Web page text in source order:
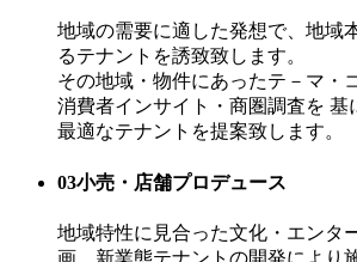
地域の需要に適した発想で、地域
るテナントを誘致致します。
その地域・物件にあったテ－マ・
消費者インサイト・商圏調査を 基
最適なテナントを提案致します。
03小売・店舗プロデュース
地域特性に見合った文化・エンタ
画、新業態テナントの開発により